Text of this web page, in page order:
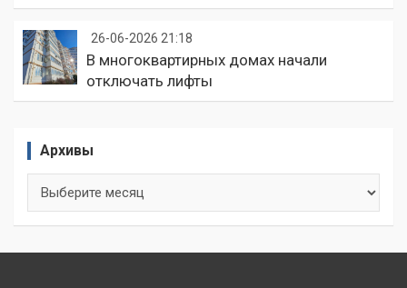
26-06-2026 21:18
В многоквартирных домах начали
отключать лифты
Архивы